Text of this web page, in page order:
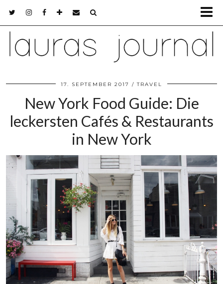
17. SEPTEMBER 2017 TRAVEL
New York Food Guide: Die
leckersten Cafés & Restaurants
in New York